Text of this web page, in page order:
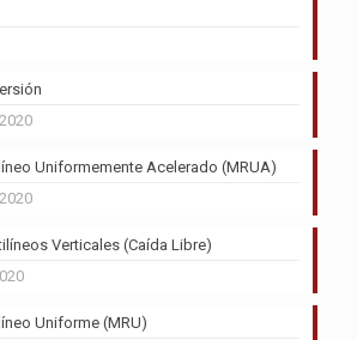
Uniformemente Acelerado (MRUA)
Verticales (Caída Libre)
Uniforme (MRU)